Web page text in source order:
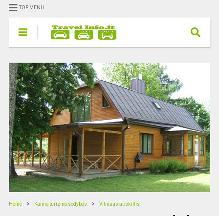
TOP MENU
Home Kaimo turizmo sodybos Vilniaus apskritis